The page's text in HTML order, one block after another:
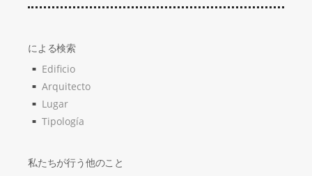
による検索
Edificio
Arquitecto
Lugar
Tipología
私たちが行う他のこと